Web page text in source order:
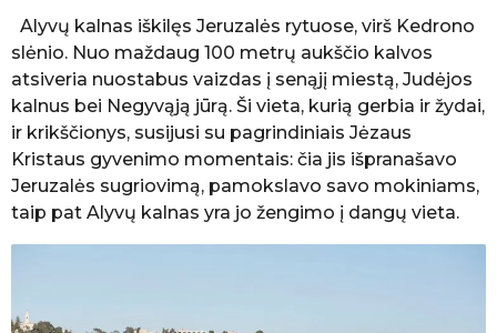
Alyvų kalnas iškilęs Jeruzalės rytuose, virš Kedrono
slėnio. Nuo maždaug 100 metrų aukščio kalvos
atsiveria nuostabus vaizdas į senąjį miestą, Judėjos
kalnus bei Negyvąją jūrą. Ši vieta, kurią gerbia ir žydai,
ir krikščionys, susijusi su pagrindiniais Jėzaus
Kristaus gyvenimo momentais: čia jis išpranašavo
Jeruzalės sugriovimą, pamokslavo savo mokiniams,
taip pat Alyvų kalnas yra jo žengimo į dangų vieta.